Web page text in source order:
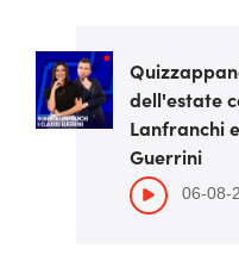
dell'estate
Lanfranchi
Guerrini
06-08-